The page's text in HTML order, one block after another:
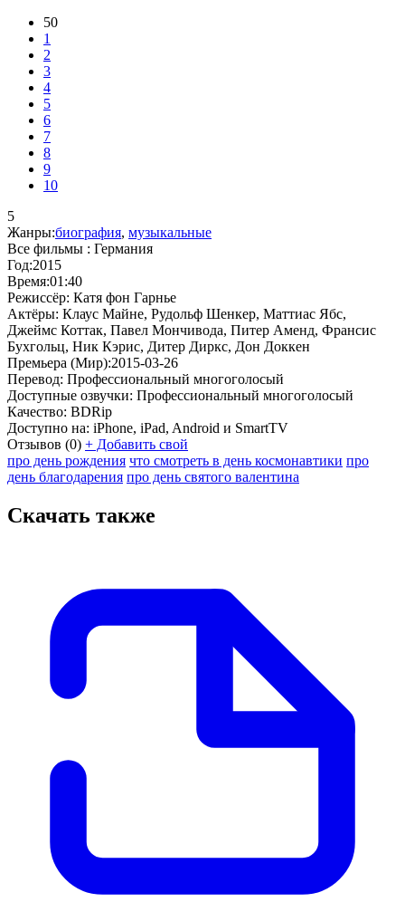
50
1
2
3
4
5
6
7
8
9
10
5
Жанры:биография, музыкальные
Все фильмы : Германия
Год:2015
Время:01:40
Режиссёр: Катя фон Гарнье
Актёры: Клаус Майне, Рудольф Шенкер, Маттиас Ябс,
Джеймс Коттак, Павел Мончивода, Питер Аменд, Франсис
Бухгольц, Ник Кэрис, Дитер Диркс, Дон Доккен
Премьера (Мир):2015-03-26
Перевод: Профессиональный многоголосый
Доступные озвучки: Профессиональный многоголосый
Качество: BDRip
Доступно на: iPhone, iPad, Android и SmartTV
Отзывов (0) + Добавить свой
про день рождения что смотреть в день космонавтики про
день благодарения про день святого валентина
Скачать также